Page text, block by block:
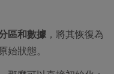
區和數據 ，將其恢復為
狀態。